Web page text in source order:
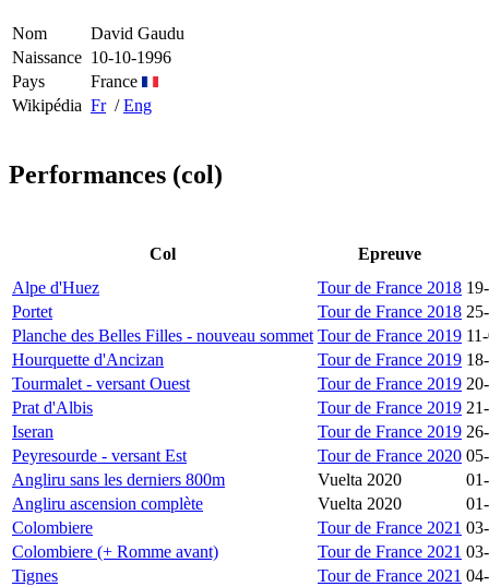
Nom
David Gaudu
Naissance 10-10-1996
Pays
France
Wikipédia Fr/Eng
Performances (col)
Col
Epreuve
Alpe d'Huez
Tour de France 2018
Portet
Tour de France 2018
Planche des Belles Filles - nouveau sommet Tour de France 2019
Hourquette d'Ancizan
Tour de France 2019
Tourmalet - versant Ouest
Tour de France 2019
Prat d'Albis
Tour de France 2019
Iseran
Tour de France 2019
Peyresourde - versant Est
Tour de France 2020
Angliru sans les derniers 800m
Vuelta 2020
Angliru ascension complète
Vuelta 2020
Colombiere
Tour de France 2021
Colombiere (+ Romme avant)
Tour de France 2021
Tignes
Tour de France 2021